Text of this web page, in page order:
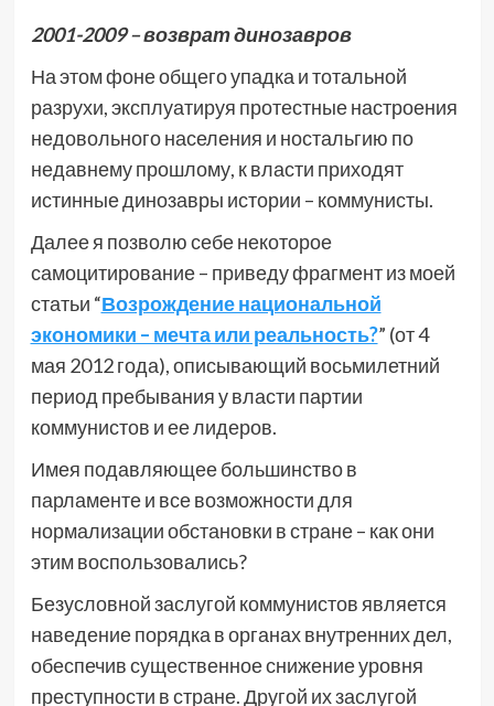
2001-2009 – возврат динозавров
На этом фоне общего упадка и тотальной
разрухи, эксплуатируя протестные настроения
недовольного населения и ностальгию по
недавнему прошлому, к власти приходят
истинные динозавры истории – коммунисты.
Далее я позволю себе некоторое
самоцитирование – приведу фрагмент из моей
статьи “Возрождение национальной
экономики – мечта или реальность?” (от 4
мая 2012 года), описывающий восьмилетний
период пребывания у власти партии
коммунистов и ее лидеров.
Имея подавляющее большинство в
парламенте и все возможности для
нормализации обстановки в стране – как они
этим воспользовались?
Безусловной заслугой коммунистов является
наведение порядка в органах внутренних дел,
обеспечив существенное снижение уровня
преступности в стране. Другой их заслугой